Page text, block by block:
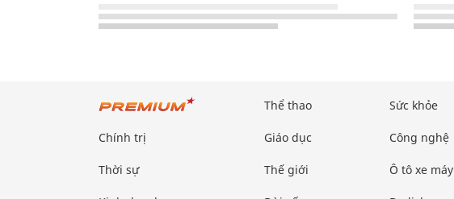
Chính trị
Thời sự
Thể thao
Giáo dục
Thế giới
Sức khỏe
Công nghệ
Ô tô xe máy